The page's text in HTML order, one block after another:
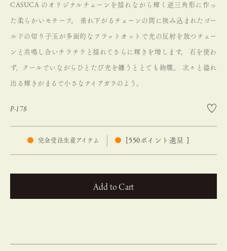
CASUCA のオリジナルチェーンを揺れながら輝く逆三角形に作っ
た柔らかいモチーフ。 垂れ下がるチェーンの間に挟み込まれたゴー
ルドの切り子玉が多面的なフラットカットで光の反射を放つチェー
ンと共鳴し合いチラチラと揺れてさらに輝きを増します。 石を使わ
ず、クールでいながらひとたび光を纏うととても絢爛。 次々と溢れ
出る輝きがまるで小さなナイアガラのよう。
P-178
完全受注生産アイテム 550 ポイント進呈 ]
カートに入れる